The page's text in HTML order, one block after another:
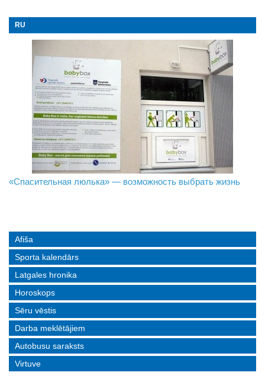
RU
В Даугавпилсе определили сильнейших в пляжном
«Спасительная люлька» — возможность выбрать жизнь
Новое поколение пограничников: Даугавпилсское
Afiša
Sporta kalendārs
Latgales hronika
Horoskops
Sēru vēstis
Darba meklētājiem
Autobusu saraksts
Virtuve